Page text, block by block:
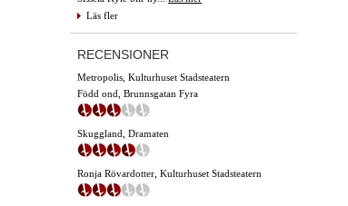
Läs fler
RECENSIONER
Metropolis, Kulturhuset Stadsteatern
Född ond, Brunnsgatan Fyra
Skuggland, Dramaten
Ronja Rövardotter, Kulturhuset Stadsteatern